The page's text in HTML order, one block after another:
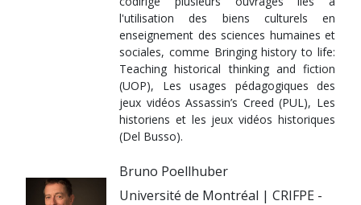
l'utilisation des biens culturels en
enseignement des sciences humaines et
sociales, comme Bringing history to life:
Teaching historical thinking and fiction
(UOP), Les usages pédagogiques des
jeux vidéos Assassin’s Creed (PUL), Les
historiens et les jeux vidéos historiques
(Del Busso).
Bruno Poellhuber
Université de Montréal | CRIFPE -